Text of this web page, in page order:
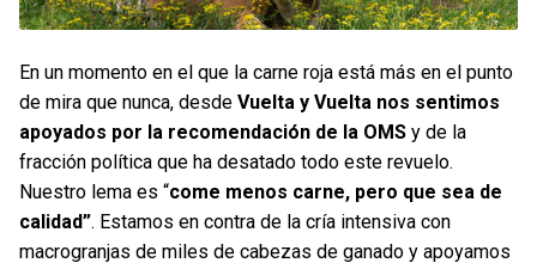
En un momento en el que la carne roja está más en el punto
de mira que nunca, desde Vuelta y Vuelta nos sentimos
apoyados por la recomendación de la OMS y de la
fracción política que ha desatado todo este revuelo.
Nuestro lema es “come menos carne, pero que sea de
calidad”. Estamos en contra de la cría intensiva con
macrogranjas de miles de cabezas de ganado y apoyamos